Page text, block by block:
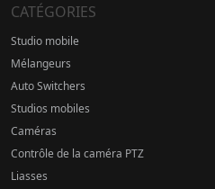
CATÉGORIES
Studio mobile
Mélangeurs
Auto Switchers
Studios mobiles
Caméras
Contrôle de la caméra PTZ
Liasses